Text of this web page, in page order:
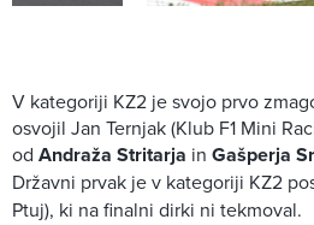
V kategoriji KZ2 je svojo prvo
osvojil Jan Ternjak (Klub F1 Mini
od Andraža Stritarja in Gašperja
Državni prvak je v kategoriji KZ2
Ptuj), ki na finalni dirki ni tekmoval.